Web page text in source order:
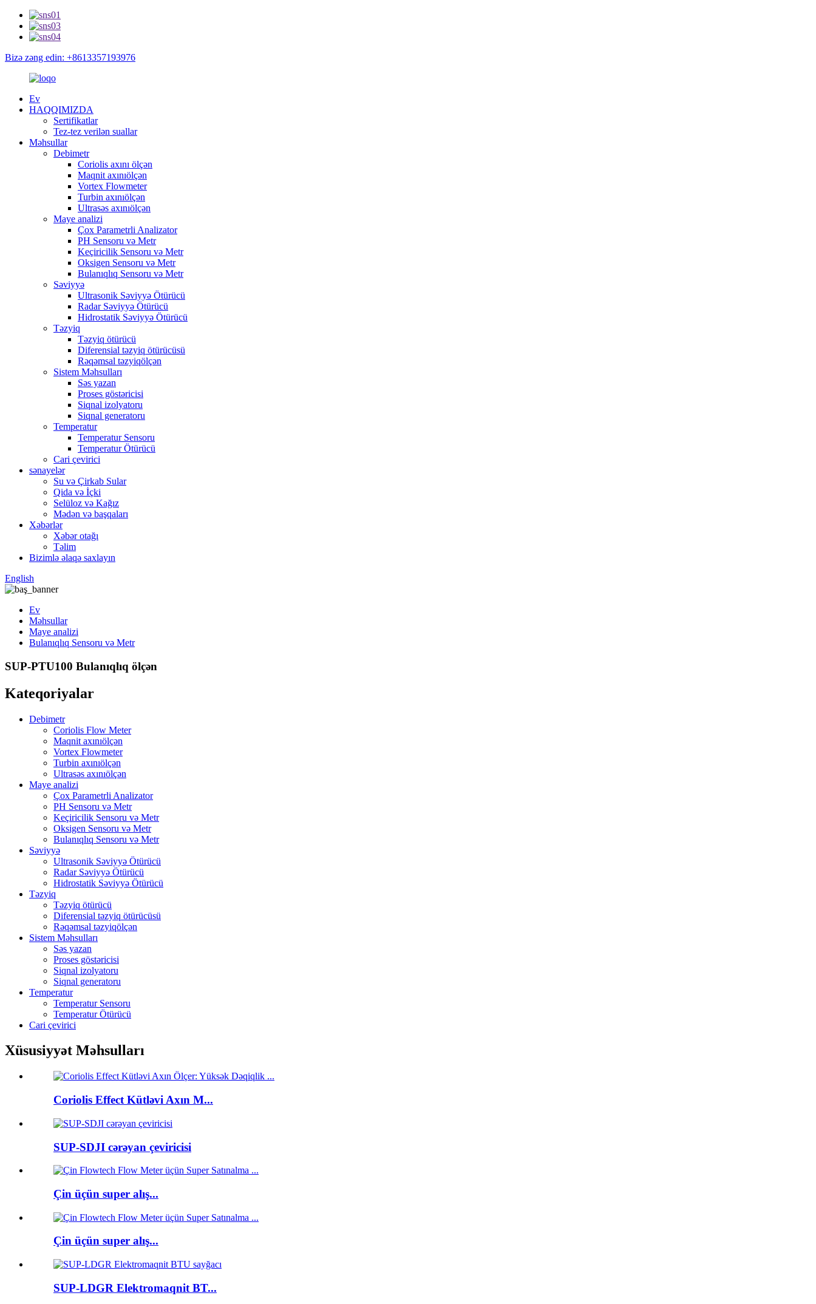
Bizə zəng edin: +8613357193976
Ev
HAQQIMIZDA
Sertifikatlar
Tez-tez verilən suallar
Məhsullar
Debimetr
Coriolis axını ölçən
Maqnit axınıölçən
Vortex Flowmeter
Turbin axınıölçən
Ultrasəs axınıölçən
Maye analizi
Çox Parametrli Analizator
PH Sensoru və Metr
Keçiricilik Sensoru və Metr
Oksigen Sensoru və Metr
Bulanıqlıq Sensoru və Metr
Səviyyə
Ultrasonik Səviyyə Ötürücü
Radar Səviyyə Ötürücü
Hidrostatik Səviyyə Ötürücü
Təzyiq
Təzyiq ötürücü
Diferensial təzyiq ötürücüsü
Rəqəmsal təzyiqölçən
Sistem Məhsulları
Səs yazan
Proses göstəricisi
Siqnal izolyatoru
Siqnal generatoru
Temperatur
Temperatur Sensoru
Temperatur Ötürücü
Cari çevirici
sənayelər
Su və Çirkab Sular
Qida və İçki
Selüloz və Kağız
Mədən və başqaları
Xəbərlər
Xəbər otağı
Təlim
Bizimlə əlaqə saxlayın
English
Ev
Məhsullar
Maye analizi
Bulanıqlıq Sensoru və Metr
SUP-PTU100 Bulanıqlıq ölçən
Kateqoriyalar
Debimetr
Coriolis Flow Meter
Maqnit axınıölçən
Vortex Flowmeter
Turbin axınıölçən
Ultrasəs axınıölçən
Maye analizi
Çox Parametrli Analizator
PH Sensoru və Metr
Keçiricilik Sensoru və Metr
Oksigen Sensoru və Metr
Bulanıqlıq Sensoru və Metr
Səviyyə
Ultrasonik Səviyyə Ötürücü
Radar Səviyyə Ötürücü
Hidrostatik Səviyyə Ötürücü
Təzyiq
Təzyiq ötürücü
Diferensial təzyiq ötürücüsü
Rəqəmsal təzyiqölçən
Sistem Məhsulları
Səs yazan
Proses göstəricisi
Siqnal izolyatoru
Siqnal generatoru
Temperatur
Temperatur Sensoru
Temperatur Ötürücü
Cari çevirici
Xüsusiyyət Məhsulları
Coriolis Effect Kütləvi Axın M...
SUP-SDJI cərəyan çeviricisi
Çin üçün super alış...
Çin üçün super alış...
SUP-LDGR Elektromaqnit BT...